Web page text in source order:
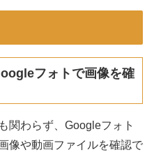
フォトで画像を確
関わらず、Googleフォト
像や動画ファイルを確認で